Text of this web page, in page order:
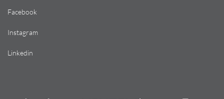
Facebook
Instagram
Linkedin